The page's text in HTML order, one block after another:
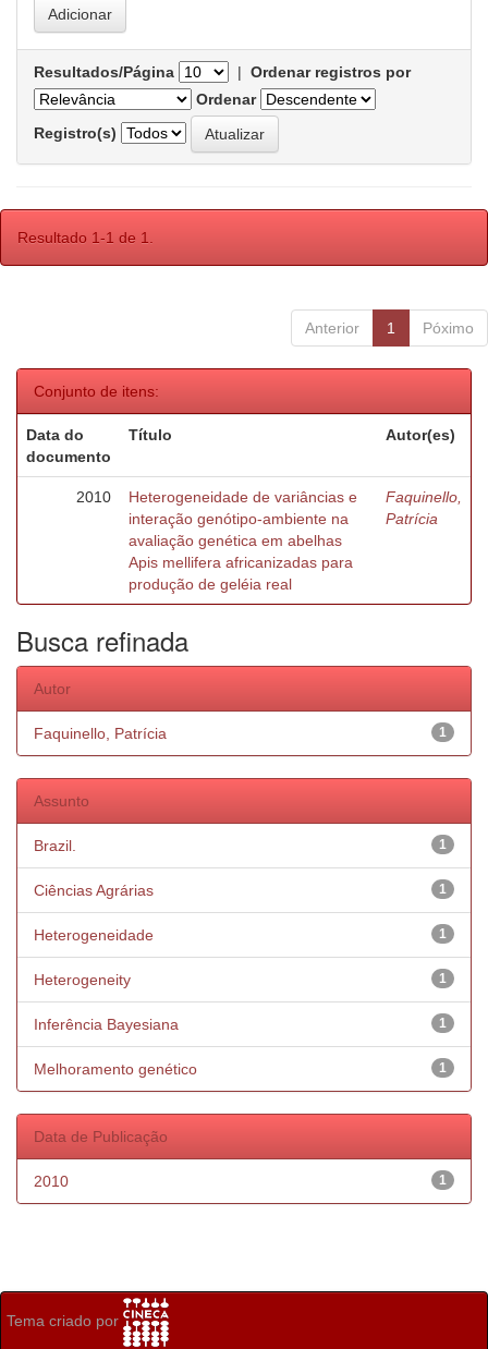
Resultados/Página | Ordenar registros por
Ordenar
Registro(s)
Resultado 1-1 de 1.
Anterior 1 Póximo
Conjunto de itens:
Data do
documento
Título Autor(es)
2010
Heterogeneidade de variâncias e
interação genótipo-ambiente na
avaliação genética em abelhas
Apis mellifera africanizadas para
produção de geléia real
Faquinello,
Patrícia
Busca refinada
Autor
1
Faquinello, Patrícia
Assunto
1
Brazil.
1
Ciências Agrárias
1
Heterogeneidade
1
Heterogeneity
1
Inferência Bayesiana
1
Melhoramento genético
Data de Publicação
1
2010
Tema criado por